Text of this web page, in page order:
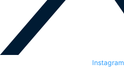
Instagram